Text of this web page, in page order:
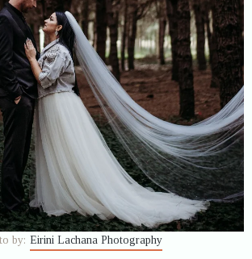
by: Eirini Lachana Photography